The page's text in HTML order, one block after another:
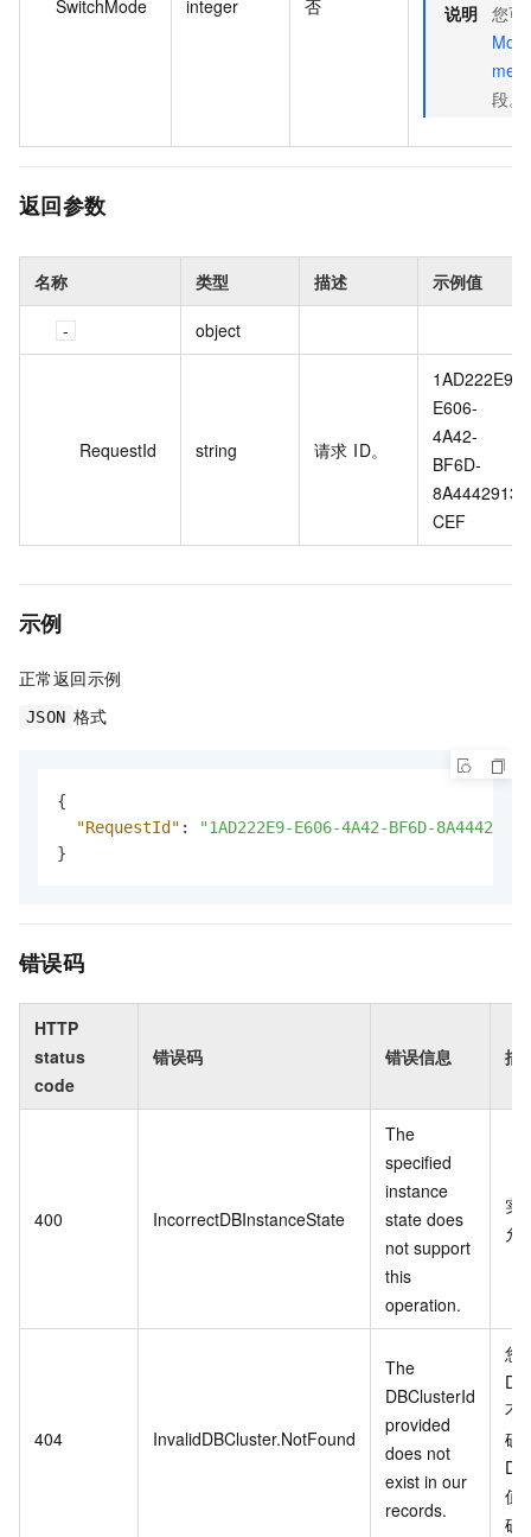
SwitchMode integer 否 说明 您可
me
段。
返回参数
名称 类型 描述 示例值
object
RequestId string 请求 ID。
1AD222E9-
E606-
4A42-
BF6D-
8A4442913
CEF
示例
正常返回示例
JSON 格式
{
"RequestId" :
"1AD222E9-E606-4A42-BF6D-
}
错误码
HTTP
status
code
错误码 错误信息 描
400 IncorrectDBInstanceState
The
specified
instance
state does
not support
this
operation.
实
允
404 InvalidDBCluster.NotFound
The
DBClusterId
provided
does not
exist in our
records.
您
不
确
值
确